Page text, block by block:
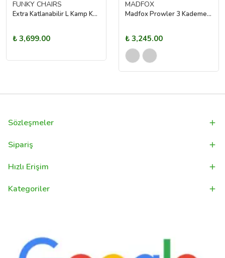
FUNKY CHAIRS
Extra Katlanabilir L Kamp Koltuğu – Toprak
₺ 3,699.00
MADFOX
Madfox Prowler 3 Kademeli Yatabilen Kamp Sandalyesi Green/Black
₺ 3,245.00
Sözleşmeler
Sipariş
Hızlı Erişim
Kategoriler